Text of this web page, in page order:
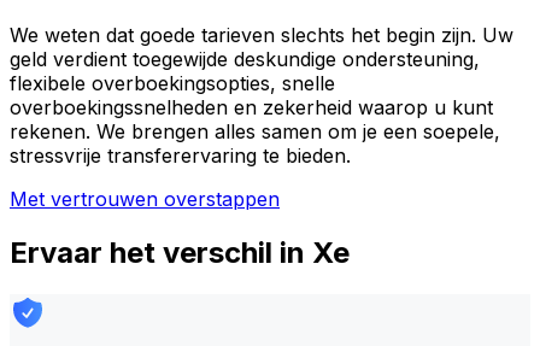
We weten dat goede tarieven slechts het begin zijn. Uw
geld verdient toegewijde deskundige ondersteuning,
flexibele overboekingsopties, snelle
overboekingssnelheden en zekerheid waarop u kunt
rekenen. We brengen alles samen om je een soepele,
stressvrije transferervaring te bieden.
Met vertrouwen overstappen
Ervaar het verschil in Xe